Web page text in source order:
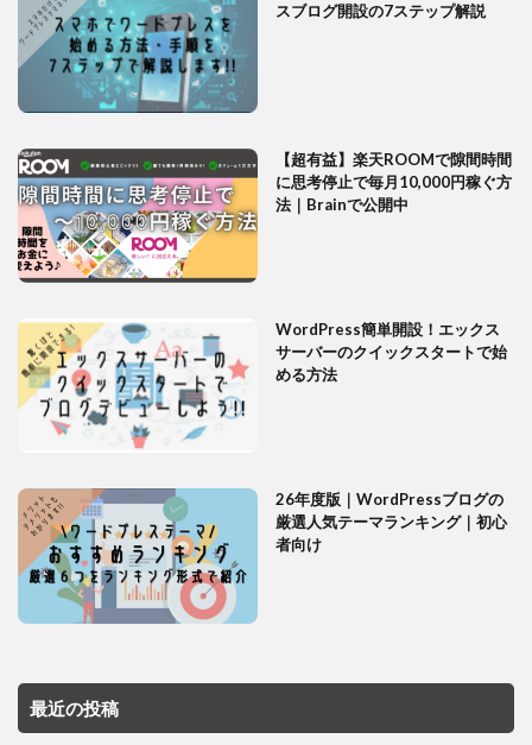
スブログ開設の7ステップ解説
【超有益】楽天ROOMで隙間時間
に思考停止で毎月10,000円稼ぐ方
法｜Brainで公開中
WordPress簡単開設！エックス
サーバーのクイックスタートで始
める方法
26年度版｜WordPressブログの
厳選人気テーマランキング｜初心
者向け
最近の投稿